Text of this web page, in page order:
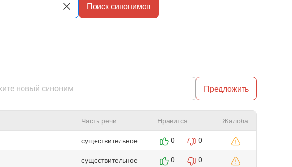
Поиск синонимов
Предложить
Часть речи Нравится Жалоба
существительное 0 0
существительное 0 0